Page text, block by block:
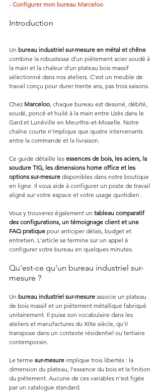
- Configurer mon bureau Marceloo
Introduction
Un bureau industriel sur-mesure en métal et chêne
combine la robustesse d'un piétement acier soudé à
la main et la chaleur d'un plateau bois massif
sélectionné dans nos ateliers. C'est un meuble de
travail conçu pour durer trente ans, pas trois saisons.
Chez Marceloo, chaque bureau est dessiné, débité,
soudé, poncé et huilé à la main entre Uzès dans le
Gard et Lunéville en Meurthe-et-Moselle. Notre
chaîne courte n'implique que quatre intervenants
entre la commande et la livraison.
Ce guide détaille les essences de bois, les aciers, la
soudure TIG, les dimensions home office et les
options sur-mesure disponibles dans notre boutique
en ligne. Il vous aide à configurer un poste de travail
aligné sur votre espace et votre usage quotidien.
Vous y trouverez également un tableau comparatif
des configurations, un témoignage client et une
FAQ pratique pour anticiper délais, budget et
entretien. L'article se termine sur un appel à
configurer votre bureau en quelques minutes.
Qu'est-ce qu'un bureau industriel sur-
mesure ?
Un bureau industriel sur-mesure associe un plateau
de bois massif et un piétement métallique fabriqué
unitairement. Il puise son vocabulaire dans les
ateliers et manufactures du XIXe siècle, qu'il
transpose dans un contexte résidentiel ou tertiaire
contemporain.
Le terme sur-mesure implique trois libertés : la
dimension du plateau, l'essence du bois et la finition
du piétement. Aucune de ces variables n'est figée
par un catalogue standard.